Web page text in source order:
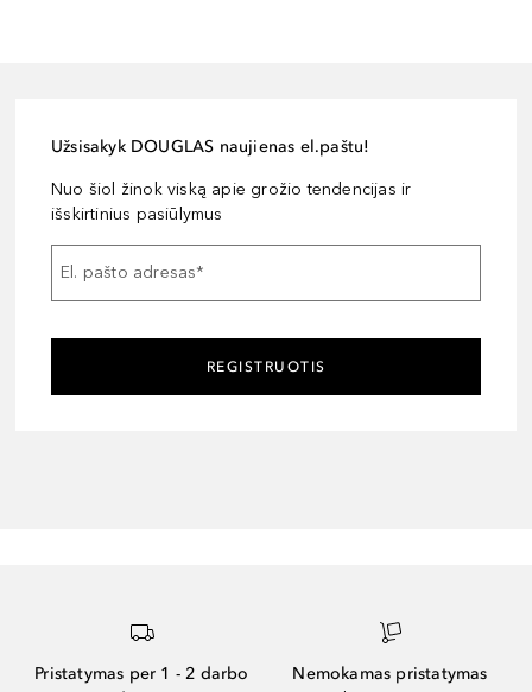
Užsisakyk DOUGLAS naujienas el.paštu!
Nuo šiol žinok viską apie grožio tendencijas ir
išskirtinius pasiūlymus
El. pašto adresas*
REGISTRUOTIS
Pristatymas per 1 - 2 darbo
Nemokamas pristatymas